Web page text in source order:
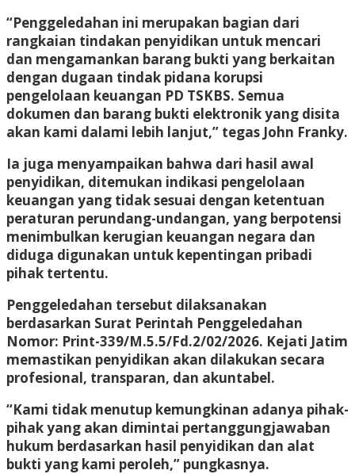
“Penggeledahan ini merupakan bagian dari
rangkaian tindakan penyidikan untuk mencari
dan mengamankan barang bukti yang berkaitan
dengan dugaan tindak pidana korupsi
pengelolaan keuangan PD TSKBS. Semua
dokumen dan barang bukti elektronik yang disita
akan kami dalami lebih lanjut,” tegas John Franky.
Ia juga menyampaikan bahwa dari hasil awal
penyidikan, ditemukan indikasi pengelolaan
keuangan yang tidak sesuai dengan ketentuan
peraturan perundang-undangan, yang berpotensi
menimbulkan kerugian keuangan negara dan
diduga digunakan untuk kepentingan pribadi
pihak tertentu.
Penggeledahan tersebut dilaksanakan
berdasarkan Surat Perintah Penggeledahan
Nomor: Print-339/M.5.5/Fd.2/02/2026. Kejati Jatim
memastikan penyidikan akan dilakukan secara
profesional, transparan, dan akuntabel.
“Kami tidak menutup kemungkinan adanya pihak-
pihak yang akan dimintai pertanggungjawaban
hukum berdasarkan hasil penyidikan dan alat
bukti yang kami peroleh,” pungkasnya.